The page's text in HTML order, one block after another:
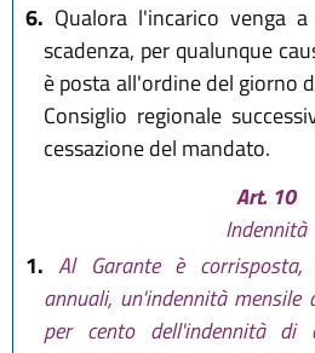
6. Qualora l'incarico venga
scadenza, per qualunque
è posta all'ordine del giorno
Consiglio regionale
cessazione del mandato.
Art. 10
Indennità
1. Al Garante è
annuali, un'indennità
per cento dell'indennità di